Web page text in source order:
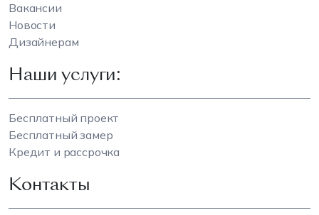
Вакансии
Новости
Дизайнерам
Наши услуги:
Бесплатный проект
Бесплатный замер
Кредит и рассрочка
Контакты